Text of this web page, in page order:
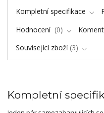
Kompletní specifikace
Hodnocení
0
Související zboží 3
Kompletní